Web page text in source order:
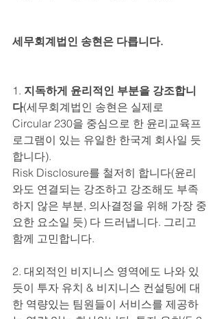
세무회계법인 송현은 다릅니다.
1. 지독하게 윤리적인 부분을 강조합니
다(세무회계법인 송현은 실제로
Circular 230을 중심으로 한 윤리교육프
로그램이 있는 유일한 한국계 회사일 듯
합니다).
Risk Disclosure를 철저히 합니다(윤리
와도 연결되는 강조하고 강조해도 부족
하지 않은 부분, 의사결정을 위해 가장 중
요한 요소일 듯) 다 드러냅니다. 그리고
함께 고민합니다.
2. 대외적인 비지니스 영역에도 나와 있
듯이 투자 유치 & 비지니스 컨설팅에 대
한 역량있는 팀원들이 서비스를 제공하